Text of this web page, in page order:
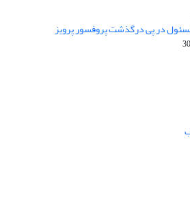
در پی درگذشت پروفسور پرویز